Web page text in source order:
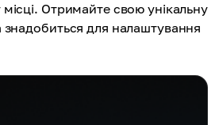
Отримайте свою унікальну
для налаштування